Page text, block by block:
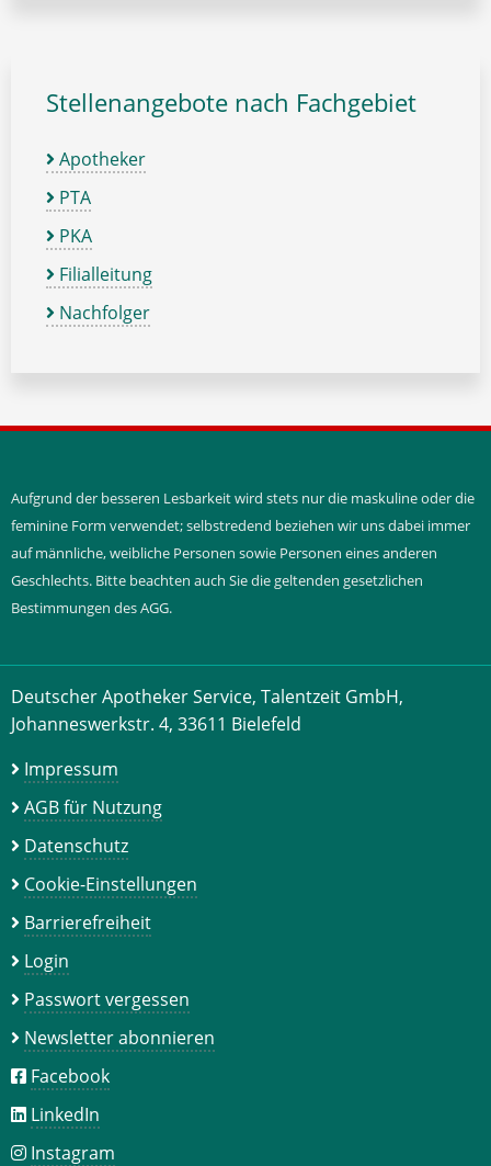
Stellenangebote nach Fachgebiet
Apotheker
PTA
PKA
Filialleitung
Nachfolger
Aufgrund der besseren Lesbarkeit wird stets nur die maskuline oder die
feminine Form verwendet; selbstredend beziehen wir uns dabei immer
auf männliche, weibliche Personen sowie Personen eines anderen
Geschlechts. Bitte beachten auch Sie die geltenden gesetzlichen
Bestimmungen des AGG.
Deutscher Apotheker Service, Talentzeit GmbH,
Johanneswerkstr. 4, 33611 Bielefeld
Impressum
AGB für Nutzung
Datenschutz
Cookie-Einstellungen
Barrierefreiheit
Login
Passwort vergessen
Newsletter abonnieren
Facebook
LinkedIn
Instagram